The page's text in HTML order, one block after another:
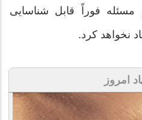
فوراً قابل شناسایی
نخواهد کرد.
امروز